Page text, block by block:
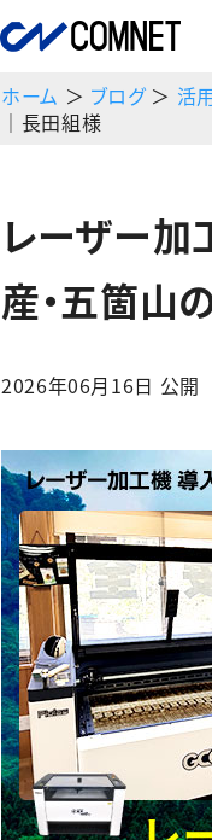
ホーム ＞ ブログ＞ 活
｜長田組様
レーザー加
産・五箇山
2026年06月16日 公開